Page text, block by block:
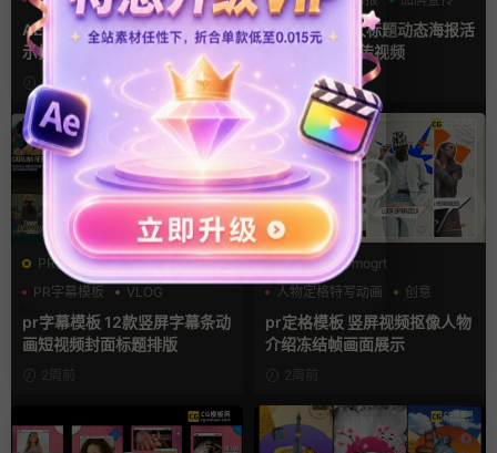
产品展示
AE模板 横竖屏多场景图文展
示排版产品宣传视频
4天前
Ae模板 卡点大标题动态海报活
动预告推广宣传视频
1周前
PR基本图形mogrt
PR字幕模板
VLOG
人物介绍
pr字幕模板 12款竖屏字幕条动
画短视频封面标题排版
2周前
PR基本图形mogrt
人物定格特写动画
创意
动态海报
pr定格模板 竖屏视频抠像人物
介绍冻结帧画面展示
2周前